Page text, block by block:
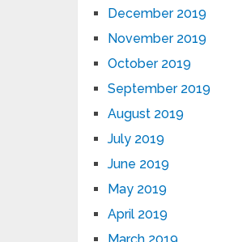
December 2019
November 2019
October 2019
September 2019
August 2019
July 2019
June 2019
May 2019
April 2019